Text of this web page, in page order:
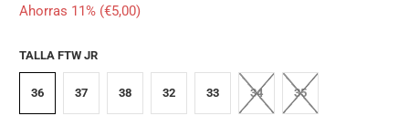
Ahorras 11% (€5,00)
TALLA FTW JR
36 37 38 32 33 34 35